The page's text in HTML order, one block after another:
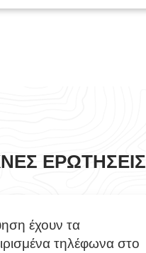
ΕΡΩΤΉΣΕΙΣ
έχουν τα
τηλέφωνα στο